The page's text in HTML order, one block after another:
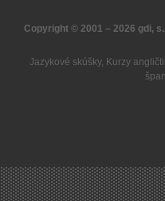
Copyright © 2001 – 2026 gdi,
Jazykové skúšky, Kurzy